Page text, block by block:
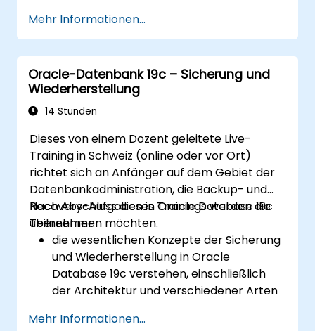
Automatic Storage Management (ASM)
zu entwickeln, darunter die Verwaltung
von Disk Groups, Tuning von Instanzen
sowie Backup und Wiederherstellung.
Fortgeschrittene Techniken zum RAC-
Performance-Tuning, Konfigurationen für
für hohe Verfügbarkeit zu erlernen.
Diagnose- und Fehlersuchfähigkeiten zu
erwerben, um Probleme in RAC- und
Grid-Infrastructure-Umgebungen zu
lösen.
Den Prozess des Patchens und
Upgradens von Oracle RAC und der Grid
Infrastructure zu verstehen, wobei
Ausfallzeiten minimiert und die
Systemstabilität aufrechterhalten
werden.
Mehr Informationen...
Oracle-Datenbank 19c – Sicherung und
Wiederherstellung
14 Stunden
Dieses von einem Dozent geleitete Live-
Training in Schweiz (online oder vor Ort)
richtet sich an Anfänger auf dem Gebiet der
Datenbankadministration, die Backup- und
Recovery-Aufgaben in Oracle Database 19c
übernehmen möchten.
Nach Abschluss dieses Trainings werden die
Teilnehmer:
die wesentlichen Konzepte der Sicherung
und Wiederherstellung in Oracle
Database 19c verstehen, einschließlich
der Architektur und verschiedener Arten
praktische Erfahrungen mit der
Mehr Informationen...